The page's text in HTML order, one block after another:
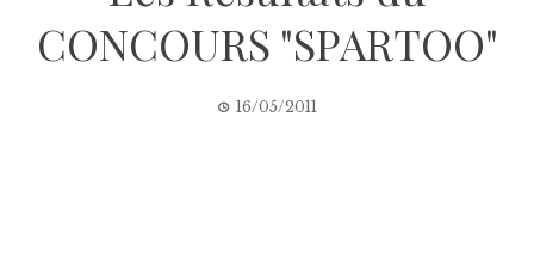
CONCOURS "SPARTOO"
16/05/2011